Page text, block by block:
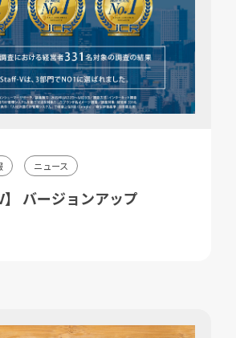
ニュース
】 バージョンアップ